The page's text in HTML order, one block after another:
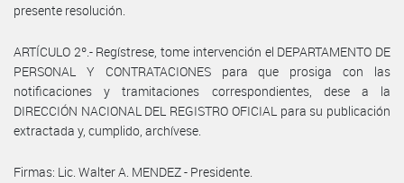
presente resolución.
ARTÍCULO 2º.- Regístrese, tome intervención el DEPARTAMENTO DE
PERSONAL Y CONTRATACIONES para que prosiga con las
notificaciones y tramitaciones correspondientes, dese a la
DIRECCIÓN NACIONAL DEL REGISTRO OFICIAL para su publicación
extractada y, cumplido, archívese.
Firmas: Lic. Walter A. MENDEZ - Presidente.